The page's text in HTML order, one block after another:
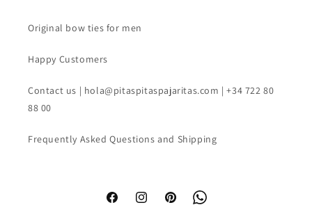
Original bow ties for men
Happy Customers
Contact us | hola@pitaspitaspajaritas.com | +34 722 80
88 00
Frequently Asked Questions and Shipping
FacebookInstagramPinterestWhatsApp